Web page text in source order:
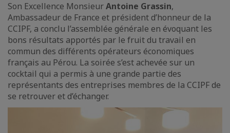
Son Excellence MonsieurAntoine Grassin,
Ambassadeur de France et président d’honneur de la
CCIPF, a conclu l’assemblée générale en évoquant les
bons résultats apportés par le fruit du travail en
commun des différents opérateurs économiques
français au Pérou. La soirée s’est achevée sur un
cocktail qui a permis à une grande partie des
représentants des entreprises membres de la CCIPF de
se retrouver et d’échanger.